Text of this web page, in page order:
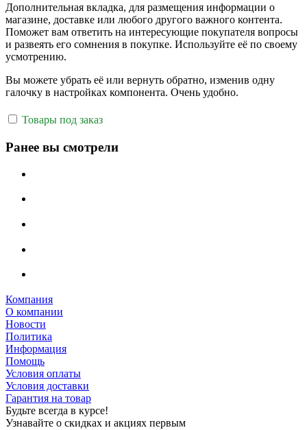
Дополнительная вкладка, для размещения информации о
магазине, доставке или любого другого важного контента.
Поможет вам ответить на интересующие покупателя вопросы
и развеять его сомнения в покупке. Используйте её по своему
усмотрению.
Вы можете убрать её или вернуть обратно, изменив одну
галочку в настройках компонента. Очень удобно.
Товары под заказ
Ранее вы смотрели
Компания
О компании
Новости
Политика
Информация
Помощь
Условия оплаты
Условия доставки
Гарантия на товар
Будьте всегда в курсе!
Узнавайте о скидках и акциях первым